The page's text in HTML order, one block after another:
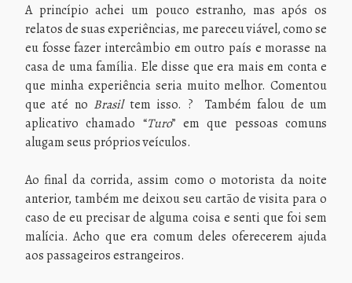
A princípio achei um pouco estranho, mas após os
relatos de suas experiências, me pareceu viável, como se
eu fosse fazer intercâmbio em outro país e morasse na
casa de uma família. Ele disse que era mais em conta e
que minha experiência seria muito melhor. Comentou
que até no Brasiltem isso. ? Também falou de um
aplicativo chamado “Turo” em que pessoas comuns
alugam seus próprios veículos.
Ao final da corrida, assim como o motorista da noite
anterior, também me deixou seu cartão de visita para o
caso de eu precisar de alguma coisa e senti que foi sem
malícia. Acho que era comum deles oferecerem ajuda
aos passageiros estrangeiros.